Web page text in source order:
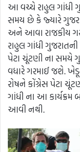
આ વચ્ચે રાહુલ
સમય છે કે જ્યારે
અને આવા રાજકીય
રાહુલ ગાંધી
પેટા ચૂંટણી ના સમયે
વધારે ગરમાઈ જશે.
રોષને કોંગ્રેસ પેટા
ગાંધી ના આ કાર્યક્રમ
આવી નથી.